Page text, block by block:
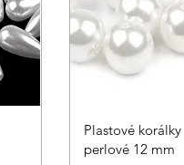
Rychlý náhled
Plastové korálky
perlové 12 mm